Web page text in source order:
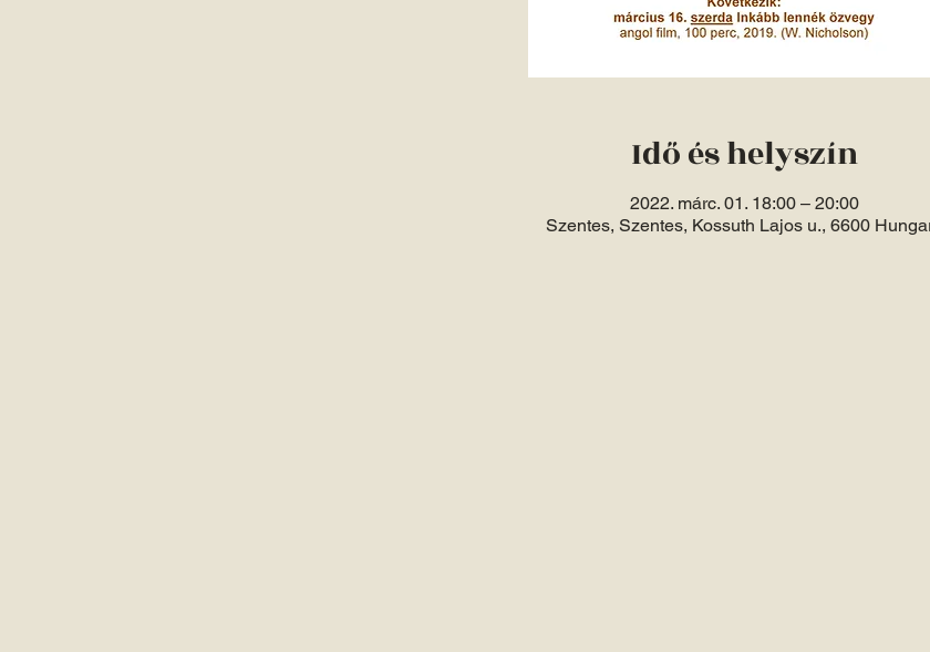
Idő és helyszín
2022. márc. 01. 18:00 – 20:00
Szentes, Szentes, Kossuth Lajos u., 6600